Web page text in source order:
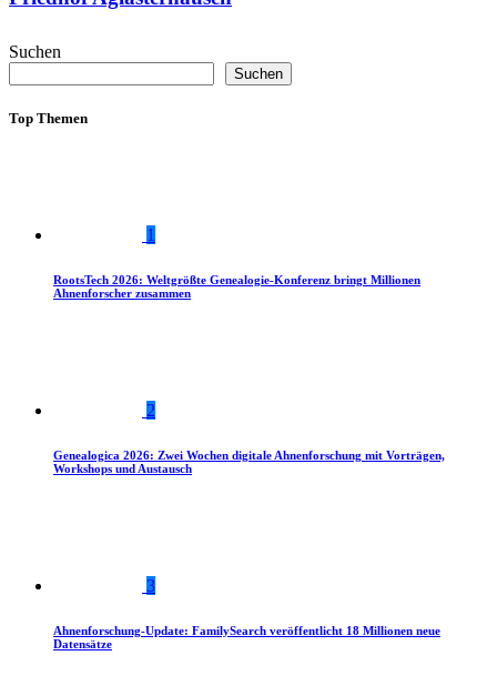
Suchen
Suchen
Top Themen
1
RootsTech 2026: Weltgrößte Genealogie-Konferenz bringt Millionen
Ahnenforscher zusammen
2
Genealogica 2026: Zwei Wochen digitale Ahnenforschung mit Vorträgen,
Workshops und Austausch
3
Ahnenforschung-Update: FamilySearch veröffentlicht 18 Millionen neue
Datensätze